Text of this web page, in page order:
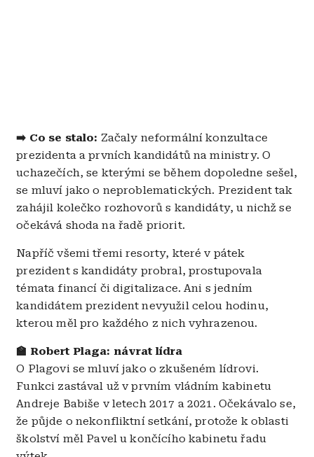
➡️ Co se stalo: Začaly neformální konzultace
prezidenta a prvních kandidátů na ministry. O
uchazečích, se kterými se během dopoledne sešel,
se mluví jako o neproblematických. Prezident tak
zahájil kolečko rozhovorů s kandidáty, u nichž se
očekává shoda na řadě priorit.
Napříč všemi třemi resorty, které v pátek
prezident s kandidáty probral, prostupovala
témata financí či digitalizace. Ani s jedním
kandidátem prezident nevyužil celou hodinu,
kterou měl pro každého z nich vyhrazenou.
🏫 Robert Plaga: návrat lídra
O Plagovi se mluví jako o zkušeném lídrovi.
Funkci zastával už v prvním vládním kabinetu
Andreje Babiše v letech 2017 a 2021. Očekávalo se,
že půjde o nekonfliktní setkání, protože k oblasti
školství měl Pavel u končícího kabinetu řadu